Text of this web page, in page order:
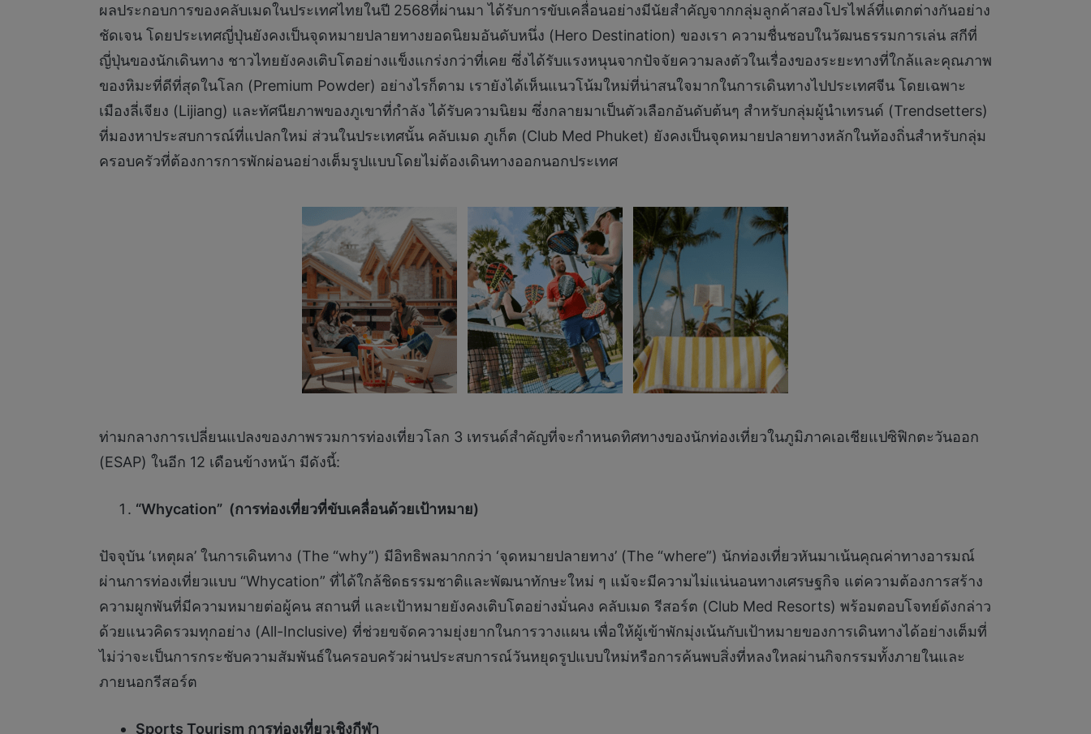
ผลประกอบการของคลับเมดในประเทศไทยในปี 2568ที่ผ่านมา ได้รับการขับเคลื่อนอย่างมีนัยสำคัญจากกลุ่มลูกค้าสองโปรไฟล์ที่แตกต่างกันอย่าง
ชัดเจน โดยประเทศญี่ปุ่นยังคงเป็นจุดหมายปลายทางยอดนิยมอันดับหนึ่ง (Hero Destination) ของเรา ความชื่นชอบในวัฒนธรรมการเล่น สกีที่
ญี่ปุ่นของนักเดินทาง ชาวไทยยังคงเติบโตอย่างแข็งแกร่งกว่าที่เคย ซึ่งได้รับแรงหนุนจากปัจจัยความลงตัวในเรื่องของระยะทางที่ใกล้และคุณภาพ
ของหิมะที่ดีที่สุดในโลก (Premium Powder) อย่างไรก็ตาม เรายังได้เห็นแนวโน้มใหม่ที่น่าสนใจมากในการเดินทางไปประเทศจีน โดยเฉพาะ
เมืองลี่เจียง (Lijiang) และทัศนียภาพของภูเขาที่กำลัง ได้รับความนิยม ซึ่งกลายมาเป็นตัวเลือกอันดับต้นๆ สำหรับกลุ่มผู้นำเทรนด์ (Trendsetters)
ที่มองหาประสบการณ์ที่แปลกใหม่ ส่วนในประเทศนั้น คลับเมด ภูเก็ต (Club Med Phuket) ยังคงเป็นจุดหมายปลายทางหลักในท้องถิ่นสำหรับกลุ่ม
ครอบครัวที่ต้องการการพักผ่อนอย่างเต็มรูปแบบโดยไม่ต้องเดินทางออกนอกประเทศ
ท่ามกลางการเปลี่ยนแปลงของภาพรวมการท่องเที่ยวโลก 3 เทรนด์สำคัญที่จะกำหนดทิศทางของนักท่องเที่ยวในภูมิภาคเอเชียแปซิฟิกตะวันออก
(ESAP) ในอีก 12 เดือนข้างหน้า มีดังนี้:
“Whycation” (การท่องเที่ยวที่ขับเคลื่อนด้วยเป้าหมาย)
ปัจจุบัน ‘เหตุผล’ ในการเดินทาง (The “why”) มีอิทธิพลมากกว่า ‘จุดหมายปลายทาง’ (The “where”) นักท่องเที่ยวหันมาเน้นคุณค่าทางอารมณ์
ผ่านการท่องเที่ยวแบบ “Whycation” ที่ได้ใกล้ชิดธรรมชาติและพัฒนาทักษะใหม่ ๆ แม้จะมีความไม่แน่นอนทางเศรษฐกิจ แต่ความต้องการสร้าง
ความผูกพันที่มีความหมายต่อผู้คน สถานที่ และเป้าหมายยังคงเติบโตอย่างมั่นคง คลับเมด รีสอร์ต (Club Med Resorts) พร้อมตอบโจทย์ดังกล่าว
ด้วยแนวคิดรวมทุกอย่าง (All-Inclusive) ที่ช่วยขจัดความยุ่งยากในการวางแผน เพื่อให้ผู้เข้าพักมุ่งเน้นกับเป้าหมายของการเดินทางได้อย่างเต็มที่
ไม่ว่าจะเป็นการกระชับความสัมพันธ์ในครอบครัวผ่านประสบการณ์วันหยุดรูปแบบใหม่หรือการค้นพบสิ่งที่หลงใหลผ่านกิจกรรมทั้งภายในและ
ภายนอกรีสอร์ต
Sports Tourism การท่องเที่ยวเชิงกีฬา